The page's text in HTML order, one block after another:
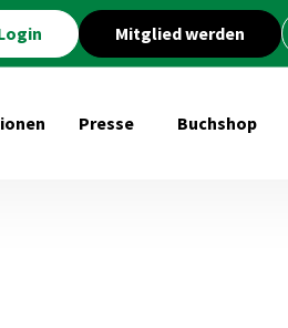
Mitglied werden
Presse Buchshop